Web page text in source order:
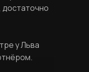
достаточно
у Льва